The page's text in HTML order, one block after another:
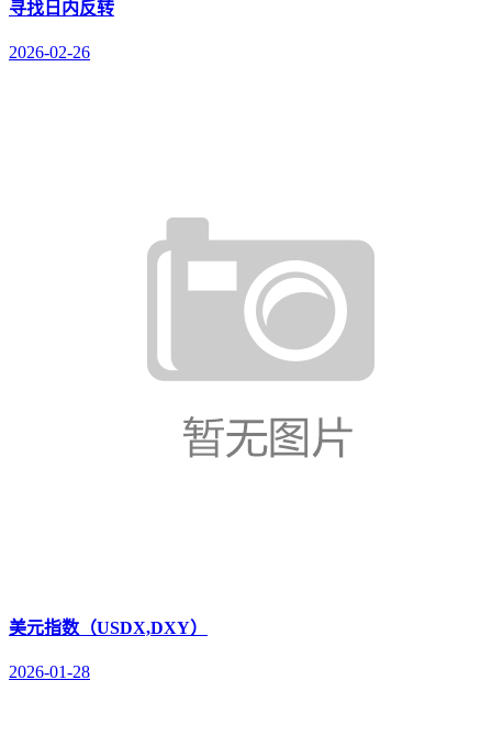
寻找日内反转
2026-02-26
美元指数（USDX,DXY）
2026-01-28